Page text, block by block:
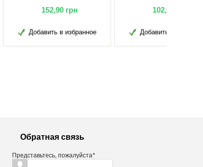
в избранное Добавить в избранное
Обратная связь
Представьтесь, пожалуйста*